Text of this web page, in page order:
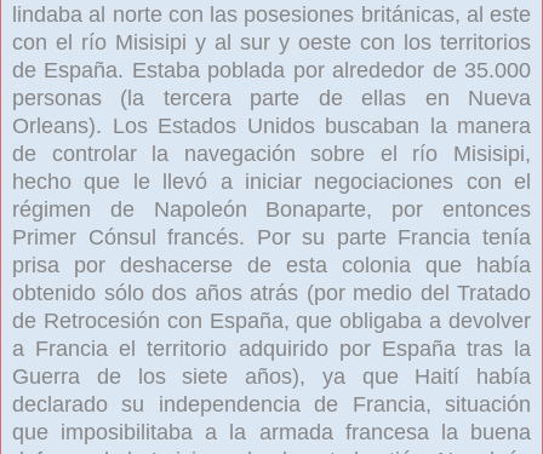
lindaba al norte con las posesiones británicas, al este
con el río Misisipi y al sur y oeste con los territorios
de España. Estaba poblada por alrededor de 35.000
personas (la tercera parte de ellas en Nueva
Orleans). Los Estados Unidos buscaban la manera
de controlar la navegación sobre el río Misisipi,
hecho que le llevó a iniciar negociaciones con el
régimen de Napoleón Bonaparte, por entonces
Primer Cónsul francés. Por su parte Francia tenía
prisa por deshacerse de esta colonia
que había
obtenido sólo dos años atrás (por medio del Tratado
de Retrocesión con España, que obligaba a devolver
a Francia el territorio adquirido por España tras la
Guerra de los siete años), ya que Haití
había
declarado su independencia de Francia, situación
que imposibilitaba a la armada francesa la buena